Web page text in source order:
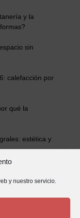
y nuestro servicio.
y la
sin
calefacción por
qué la
estética y